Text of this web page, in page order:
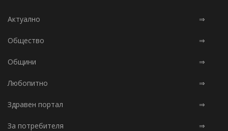
Актуално ⇒
Общество ⇒
Общини ⇒
Любопитно ⇒
Здравен портал ⇒
За потребителя ⇒